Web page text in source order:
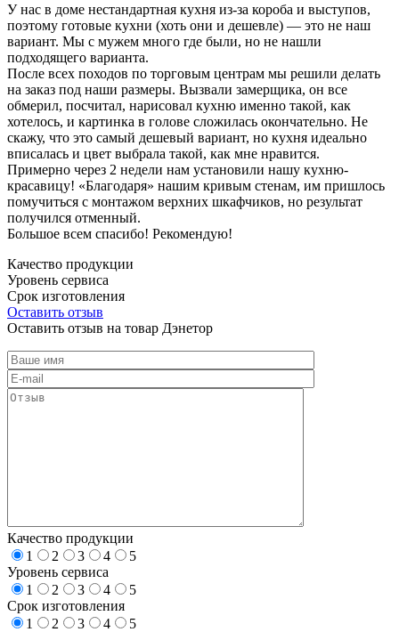
У нас в доме нестандартная кухня из-за короба и выступов,
поэтому готовые кухни (хоть они и дешевле) — это не наш
вариант. Мы с мужем много где были, но не нашли
подходящего варианта.
После всех походов по торговым центрам мы решили делать
на заказ под наши размеры. Вызвали замерщика, он все
обмерил, посчитал, нарисовал кухню именно такой, как
хотелось, и картинка в голове сложилась окончательно. Не
скажу, что это самый дешевый вариант, но кухня идеально
вписалась и цвет выбрала такой, как мне нравится.
Примерно через 2 недели нам установили нашу кухню-
красавицу! «Благодаря» нашим кривым стенам, им пришлось
помучиться с монтажом верхних шкафчиков, но результат
получился отменный.
Большое всем спасибо! Рекомендую!
Качество продукции
Уровень сервиса
Срок изготовления
Оставить отзыв
Оставить отзыв на товар Дэнетор
Качество продукции
1
2 3 4
5
Уровень сервиса
1
2 3 4
5
Срок изготовления
1
2 3 4
5